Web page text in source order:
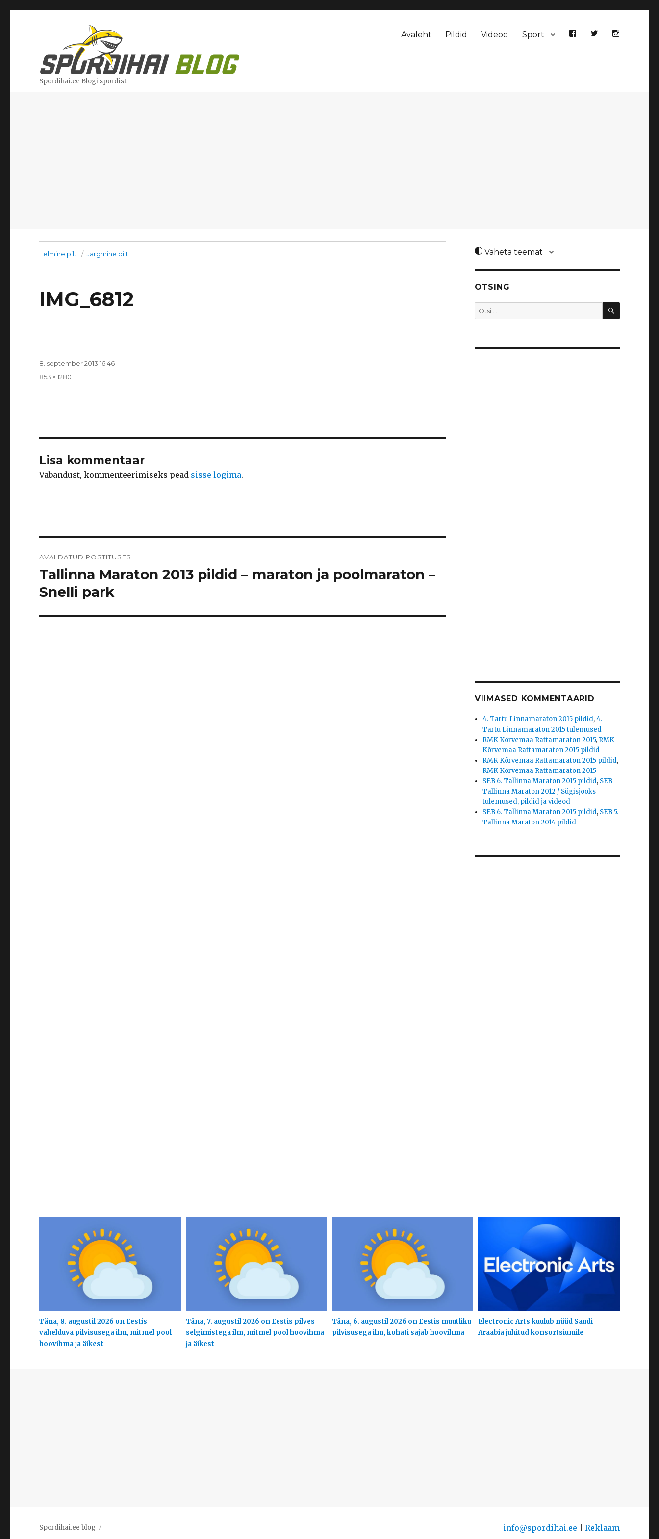
Spordihai.ee Blogi spordist
Avaleht Pildid Videod Sport
Eelmine pilt Järgmine pilt
IMG_6812
Postitatud
8. september 2013 16:46
Täissuurus
853 × 1280
Lisa kommentaar
Vabandust, kommenteerimiseks pead sisse logima.
AVALDATUD POSTITUSES
Tallinna Maraton 2013 pildid – maraton ja poolmaraton –
Snelli park
Vaheta teemat
OTSING
Otsi: OTSI
VIIMASED KOMMENTAARID
4. Tartu Linnamaraton 2015 pildid,4.
Tartu Linnamaraton 2015 tulemused
RMK Kõrvemaa Rattamaraton 2015, RMK
Kõrvemaa Rattamaraton 2015 pildid
RMK Kõrvemaa Rattamaraton 2015 pildid,
RMK Kõrvemaa Rattamaraton 2015
SEB 6. Tallinna Maraton 2015 pildid, SEB
Tallinna Maraton 2012 / Sügisjooks
tulemused, pildid ja videod
SEB 6. Tallinna Maraton 2015 pildid, SEB 5.
Tallinna Maraton 2014 pildid
Täna, 8. augustil 2026 on Eestis
vahelduva pilvisusega ilm, mitmel pool
hoovihma ja äikest
Täna, 7. augustil 2026 on Eestis pilves
selgimistega ilm, mitmel pool hoovihma
ja äikest
Täna, 6. augustil 2026 on Eestis muutliku
pilvisusega ilm, kohati sajab hoovihma
Electronic Arts kuulub nüüd Saudi
Araabia juhitud konsortsiumile
Spordihai.ee blog info@spordihai.ee Reklaam